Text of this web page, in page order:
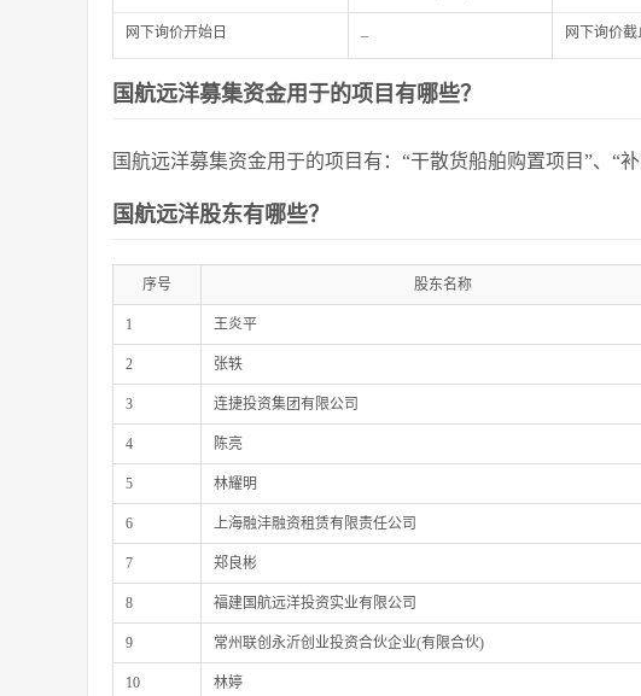
网下询价开始日 – 网下询价截
国航远洋募集资金用于的项目有哪些？
国航远洋募集资金用于的项目有：“干散货船舶购置项目”、“补
国航远洋股东有哪些？
序号 股东名称
1 王炎平
2 张轶
3 连捷投资集团有限公司
4 陈亮
5 林耀明
6 上海融沣融资租赁有限责任公司
7 郑良彬
8 福建国航远洋投资实业有限公司
9 常州联创永沂创业投资合伙企业(有限合伙)
10 林婷